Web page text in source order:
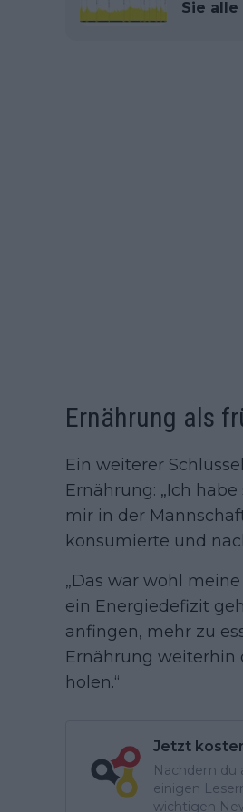
Sie
Ernährung als
Ein weiterer
Ernährung: „Ich
mir in der
konsumierte und
„Das war wohl
ein Energiedefizit
anfingen, mehr zu
Ernährung weiterhin
holen.“
Jetzt
Nachdem du
einigen
wichtigen